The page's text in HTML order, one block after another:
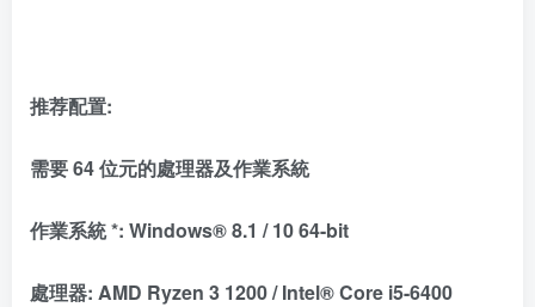
推荐配置:
需要 64 位元的處理器及作業系統
作業系統 *: Windows® 8.1 / 10 64-bit
處理器: AMD Ryzen 3 1200 / Intel® Core i5-6400